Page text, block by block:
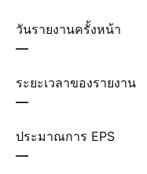
วันรายงานครั้งหน้า
—
ระยะเวลาของรายงาน
—
ประมาณการ EPS
—